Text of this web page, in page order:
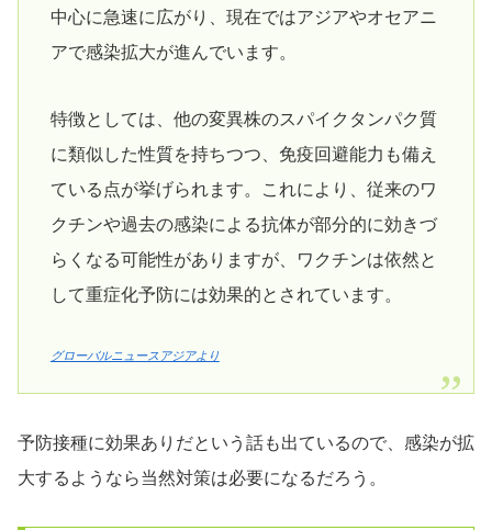
中心に急速に広がり、現在ではアジアやオセアニ
アで感染拡大が進んでいます。
特徴としては、他の変異株のスパイクタンパク質
に類似した性質を持ちつつ、免疫回避能力も備え
ている点が挙げられます。これにより、従来のワ
クチンや過去の感染による抗体が部分的に効きづ
らくなる可能性がありますが、ワクチンは依然と
して重症化予防には効果的とされています。
グローバルニュースアジアより
予防接種に効果ありだという話も出ているので、感染が拡
大するようなら当然対策は必要になるだろう。